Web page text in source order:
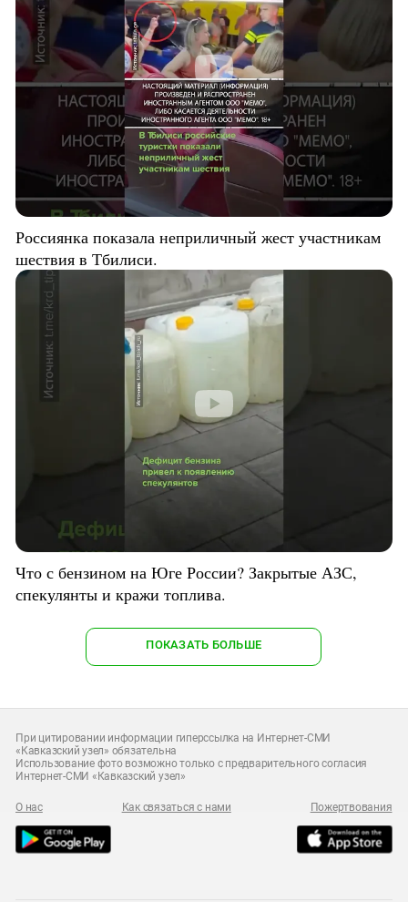
Россиянка показала неприличный жест участникам
шествия в Тбилиси.
Что с бензином на Юге России? Закрытые АЗС,
спекулянты и кражи топлива.
ПОКАЗАТЬ БОЛЬШЕ
При цитировании информации гиперссылка на Интернет-СМИ
«Кавказский узел» обязательна
Использование фото возможно только с предварительного согласия
Интернет-СМИ «Кавказский узел»
О нас Как связаться с нами Пожертвования